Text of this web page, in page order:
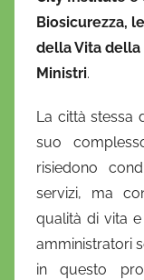
Biosicurezza,
della Vita della
Ministri.
La città stessa
suo
risiedono
servizi, ma
qualità di vita
amministratori
in questo